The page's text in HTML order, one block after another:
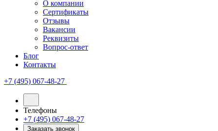
О компании
Сертификаты
Отзывы
Вакансии
Реквизиты
Вопрос-ответ
Блог
Контакты
+7 (495) 067-48-27
Телефоны
+7 (495) 067-48-27
Заказать звонок